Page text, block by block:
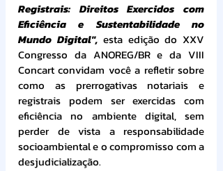
Registrais: Direitos Exercidos com
Eficiência e Sustentabilidade no
Mundo Digital", esta edição do XXV
Congresso da ANOREG/BR e da VIII
Concart convidam você a refletir sobre
como as prerrogativas notariais e
registrais podem ser exercidas com
eficiência no ambiente digital, sem
perder de vista a responsabilidade
socioambiental e o compromisso com a
desjudicialização.